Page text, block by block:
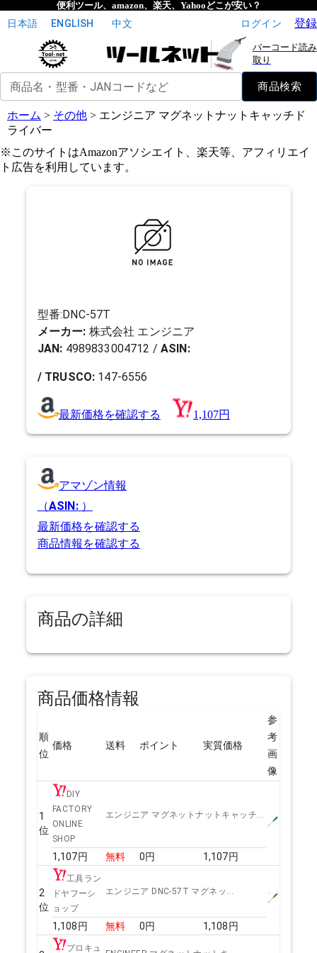
便利ツール、amazon、楽天、Yahooどこが安い？
日本語 ENGLISH 中文 ログイン 登録
バーコード読み
取り
商品名・型番・JANコードなど 商品検索
ホーム > その他 > エンジニア マグネットナットキャッチド
ライバー
※このサイトはAmazonアソシエイト、楽天等、アフィリエイ
ト広告を利用しています。
型番:DNC-57T
メーカー: 株式会社 エンジニア
JAN: 4989833004712 / ASIN:
/ TRUSCO: 147-6556
最新価格を確認する 1,107円
アマゾン情報
（ASIN: ）
最新価格を確認する
商品情報を確認する
商品の詳細
商品価格情報
順
位
価格 送料 ポイント 実質価格
参
考
画
像
1
位
DIY
FACTORY
ONLINE
SHOP
エンジニア マグネットナットキャッチ...
1,107円 無料 0円 1,107円
2
位
工具ラン
ドヤフーシ
ョップ
エンジニア DNC-57T マグネッ...
1,108円 無料 0円 1,108円
プロキュ